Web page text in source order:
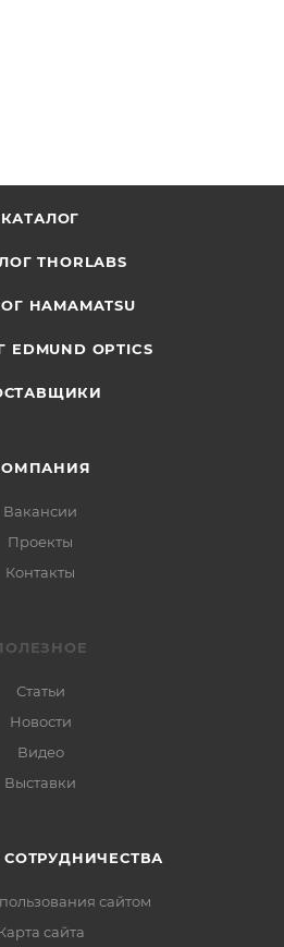
КАТАЛОГ
THORLABS
HAMAMATSU
OPTICS
Вакансии
Проекты
Контакты
Статьи
Новости
Видео
Выставки
сайтом
сайта